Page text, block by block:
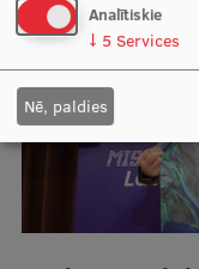
Starptautiskā
Mobilitātes
Starptautiskie
Starptautiskie
Analītiskie
↓ 5 Services
Nē, paldies